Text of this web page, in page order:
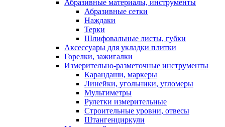
Абразивные материалы, инструменты
Абразивные сетки
Наждаки
Терки
Шлифовальные листы, губки
Аксессуары для укладки плитки
Горелки, зажигалки
Измерительно-разметочные инструменты
Карандаши, маркеры
Линейки, угольники, угломеры
Мультиметры
Рулетки измерительные
Строительные уровни, отвесы
Штангенциркули